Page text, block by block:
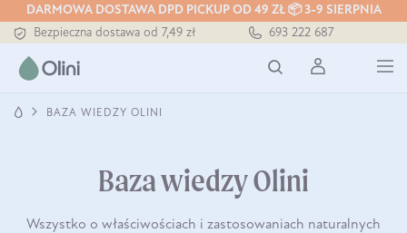
DARMOWA DOSTAWA DPD PICKUP OD 49 ZŁ 📦 3-9 SIERPNIA
Bezpieczna dostawa od 7,49 zł
Darmowa dostawa od 199 zł
Tłoczony zawsze na zimno
693 222 687
BAZA WIEDZY OLINI
Baza wiedzy Olini
Wszystko o właściwościach i zastosowaniach naturalnych